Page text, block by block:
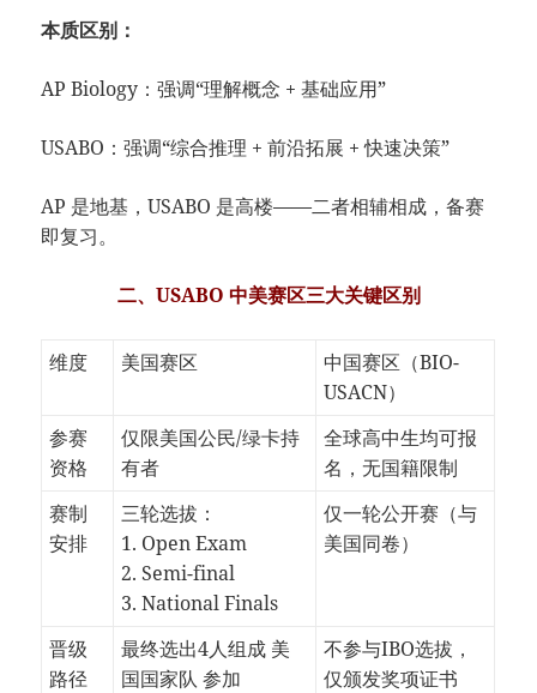
本质区别：
AP Biology：强调“理解概念 + 基础应用”
USABO：强调“综合推理 + 前沿拓展 + 快速决策”
AP 是地基，USABO 是高楼——二者相辅相成，备赛
即复习。
二、USABO 中美赛区三大关键区别
维度 美国赛区
中国赛区（BIO-
USACN）
参赛
资格
仅限美国公民/绿卡持
有者
全球高中生均可报
名，无国籍限制
赛制
安排
三轮选拔：
1. Open Exam
2. Semi-final
3. National Finals
仅一轮公开赛（与
美国同卷）
晋级
路径
最终选出4人组成 美
国国家队 参加
不参与IBO选拔，
仅颁发奖项证书